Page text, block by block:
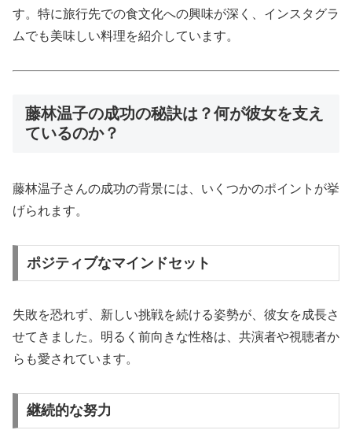
す。特に旅行先での食文化への興味が深く、インスタグラ
ムでも美味しい料理を紹介しています。
藤林温子の成功の秘訣は？何が彼女を支え
ているのか？
藤林温子さんの成功の背景には、いくつかのポイントが挙
げられます。
ポジティブなマインドセット
失敗を恐れず、新しい挑戦を続ける姿勢が、彼女を成長さ
せてきました。明るく前向きな性格は、共演者や視聴者か
らも愛されています。
継続的な努力